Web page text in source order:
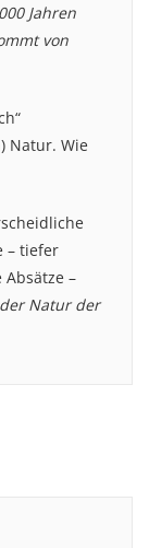
Jahren
von
Natur. Wie
– tiefer
–
Natur der